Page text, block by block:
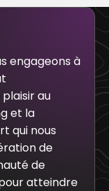
engageons à
au
et la
qui nous
de
de
atteindre